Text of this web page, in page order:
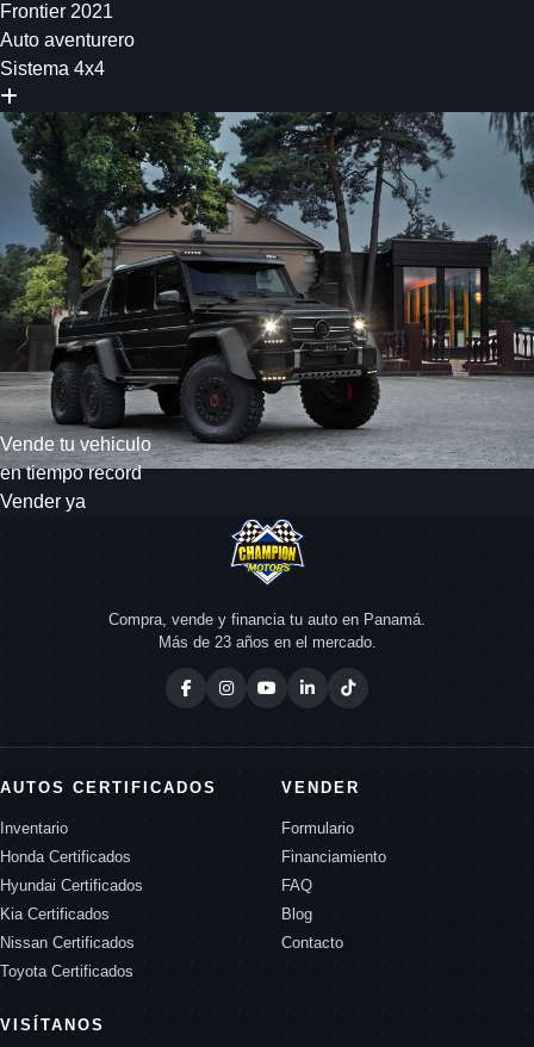
Frontier 2021
Auto aventurero
Sistema 4x4
Vende tu vehiculo
en tiempo record
Vender ya
Compra, vende y financia tu auto en Panamá.
Más de 23 años en el mercado.
AUTOS CERTIFICADOS
Inventario
Honda Certificados
Hyundai Certificados
Kia Certificados
Nissan Certificados
Toyota Certificados
VENDER
Formulario
Financiamiento
FAQ
Blog
Contacto
VISÍTANOS